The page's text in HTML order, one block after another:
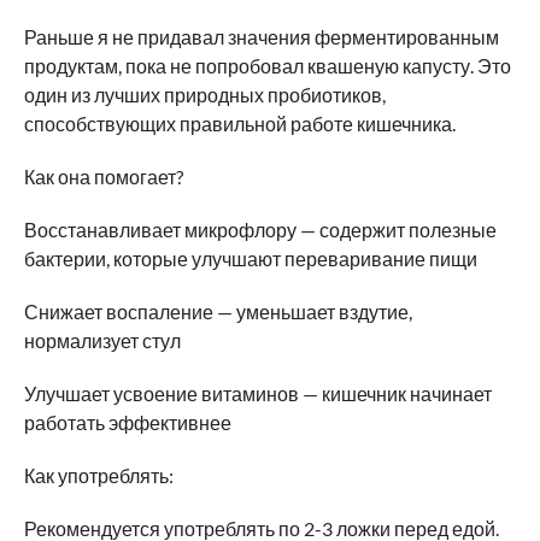
Раньше я не придавал значения ферментированным
продуктам, пока не попробовал квашеную капусту. Это
один из лучших природных пробиотиков,
способствующих правильной работе кишечника.
Как она помогает?
Восстанавливает микрофлору — содержит полезные
бактерии, которые улучшают переваривание пищи
Снижает воспаление — уменьшает вздутие,
нормализует стул
Улучшает усвоение витаминов — кишечник начинает
работать эффективнее
Как употреблять:
Рекомендуется употреблять по 2-3 ложки перед едой.